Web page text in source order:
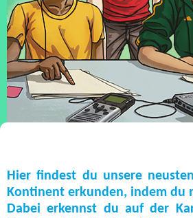
Hier findest du unsere
Kontinent erkunden, indem du
Dabei erkennst du auf der